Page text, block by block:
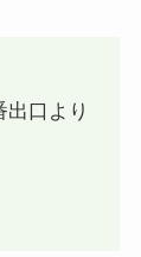
口より